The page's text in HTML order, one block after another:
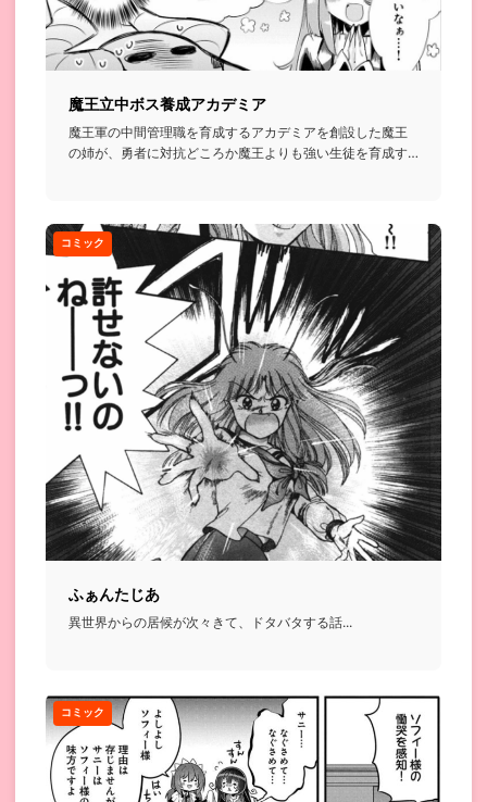
魔王立中ボス養成アカデミア
魔王軍の中間管理職を育成するアカデミアを創設した魔王
の姉が、勇者に対抗どころか魔王よりも強い生徒を育成す
コミック
ふぁんたじあ
異世界からの居候が次々きて、ドタバタする話...
コミック